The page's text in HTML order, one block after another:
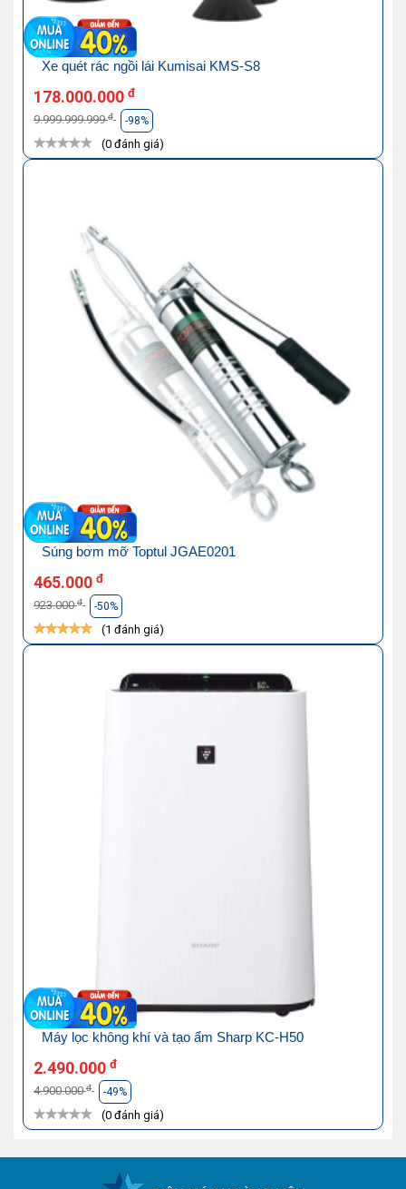
Xe quét rác ngồi lái Kumisai KMS-S8
178.000.000 đ
9.999.999.999đ -98%
(0 đánh giá)
Súng bơm mỡ Toptul JGAE0201
465.000 đ
923.000đ -50%
(1 đánh giá)
Máy lọc không khí và tạo ẩm Sharp KC-H50
2.490.000 đ
4.900.000đ -49%
(0 đánh giá)